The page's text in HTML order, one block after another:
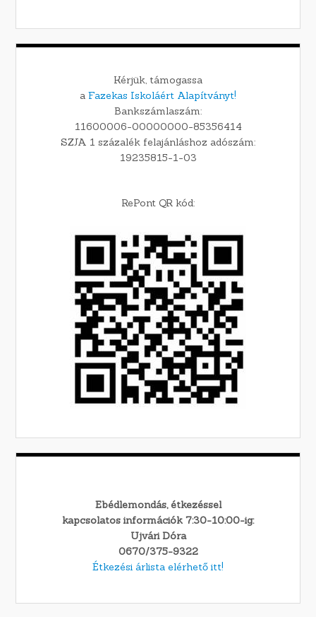
Kérjük, támogassa
a Fazekas Iskoláért Alapítványt!
Bankszámlaszám:
11600006-00000000-85356414
SZJA 1 százalék felajánláshoz adószám:
19235815-1-03
RePont QR kód:
Ebédlemondás, étkezéssel
kapcsolatos információk 7:30-10:00-ig:
Ujvári Dóra
0670/375-9322
Étkezési árlista elérhető itt!